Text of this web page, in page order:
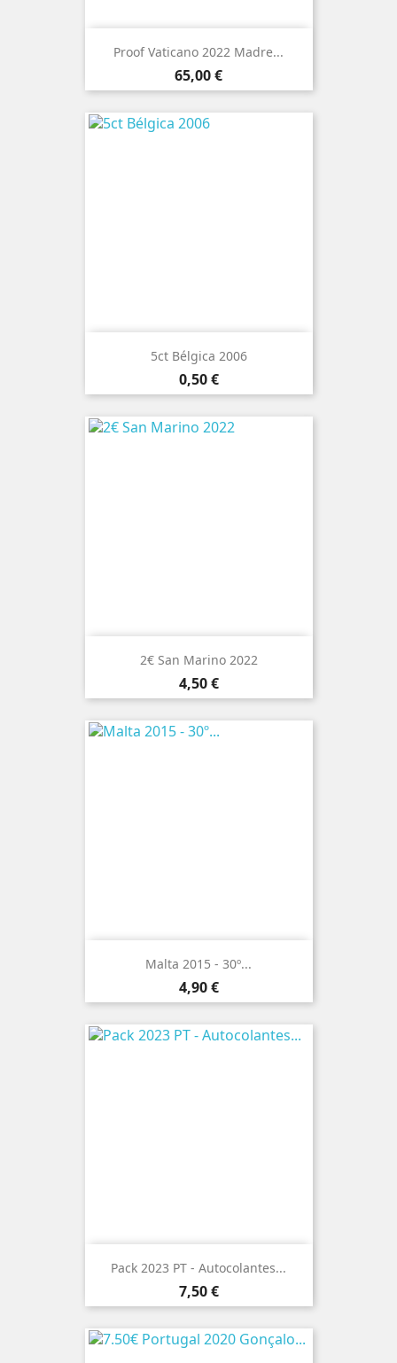
Proof Vaticano 2022 Madre...
Preço
65,00 €
5ct Bélgica 2006
Preço
0,50 €
2€ San Marino 2022
Preço
4,50 €
Malta 2015 - 30º...
Preço
4,90 €
Pack 2023 PT - Autocolantes...
Preço
7,50 €